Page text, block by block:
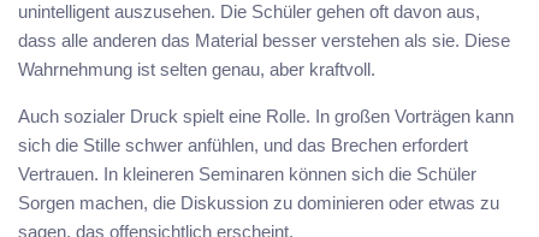
unintelligent auszusehen. Die Schüler gehen oft davon aus,
dass alle anderen das Material besser verstehen als sie. Diese
Wahrnehmung ist selten genau, aber kraftvoll.
Auch sozialer Druck spielt eine Rolle. In großen Vorträgen kann
sich die Stille schwer anfühlen, und das Brechen erfordert
Vertrauen. In kleineren Seminaren können sich die Schüler
Sorgen machen, die Diskussion zu dominieren oder etwas zu
sagen, das offensichtlich erscheint.